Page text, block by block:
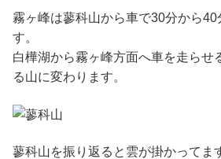
霧ヶ峰は蓼科山から車で30分から
す。
白樺湖から霧ヶ峰方面へ車を走らせ
る山に変わります。
蓼科山を振り返ると雲が掛かってま